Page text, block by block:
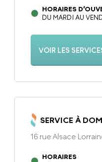
HORAIRES
DU MARDI AU
LUNDI DE 13H30 À
VOIR LES
SERVICE À
16 rue Alsace
HORAIRES